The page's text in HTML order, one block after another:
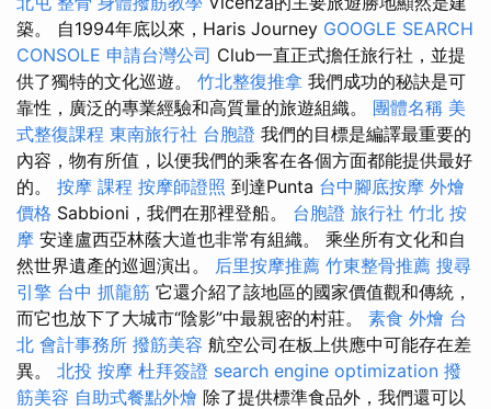
築。 自1994年底以來，Haris Journey GOOGLE SEARCH
CONSOLE 申請台灣公司 Club一直正式擔任旅行社，並提
供了獨特的文化巡遊。 竹北整復推拿 我們成功的秘訣是可
靠性，廣泛的專業經驗和高質量的旅遊組織。 團體名稱 美
式整復課程 東南旅行社 台胞證 我們的目標是編譯最重要的
內容，物有所值，以便我們的乘客在各個方面都能提供最好
的。 按摩 課程 按摩師證照 到達Punta 台中腳底按摩 外燴
價格 Sabbioni，我們在那裡登船。 台胞證 旅行社 竹北 按
摩 安達盧西亞林蔭大道也非常有組織。 乘坐所有文化和自
然世界遺產的巡迴演出。 后里按摩推薦 竹東整骨推薦 搜尋
引擎 台中 抓龍筋 它還介紹了該地區的國家價值觀和傳統，
而它也放下了大城市“陰影”中最親密的村莊。 素食 外燴 台
北 會計事務所 撥筋美容 航空公司在板上供應中可能存在差
異。 北投 按摩 杜拜簽證 search engine optimization 撥
筋美容 自助式餐點外燴 除了提供標準食品外，我們還可以